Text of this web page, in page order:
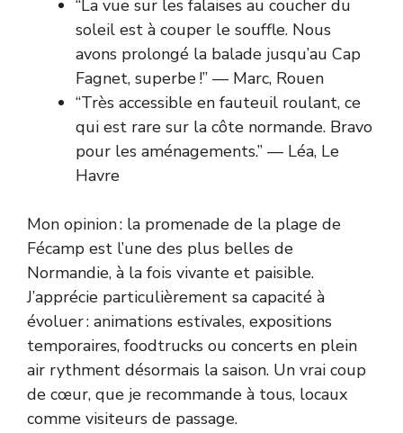
“La vue sur les falaises au coucher du
soleil est à couper le souffle. Nous
avons prolongé la balade jusqu’au Cap
Fagnet, superbe !” — Marc, Rouen
“Très accessible en fauteuil roulant, ce
qui est rare sur la côte normande. Bravo
pour les aménagements.” — Léa, Le
Havre
Mon opinion : la promenade de la plage de
Fécamp est l’une des plus belles de
Normandie, à la fois vivante et paisible.
J’apprécie particulièrement sa capacité à
évoluer : animations estivales, expositions
temporaires, foodtrucks ou concerts en plein
air rythment désormais la saison. Un vrai coup
de cœur, que je recommande à tous, locaux
comme visiteurs de passage.